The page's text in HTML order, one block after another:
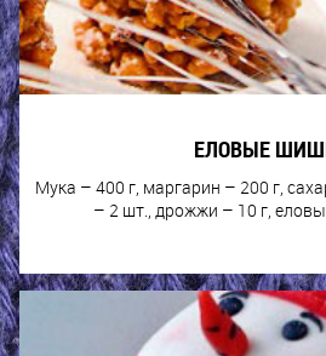
ЕЛОВЫЕ
Мука – 400 г, маргарин – 200 г,
– 2 шт., дрожжи – 10 г,